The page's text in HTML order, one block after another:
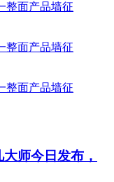
师今日发布，